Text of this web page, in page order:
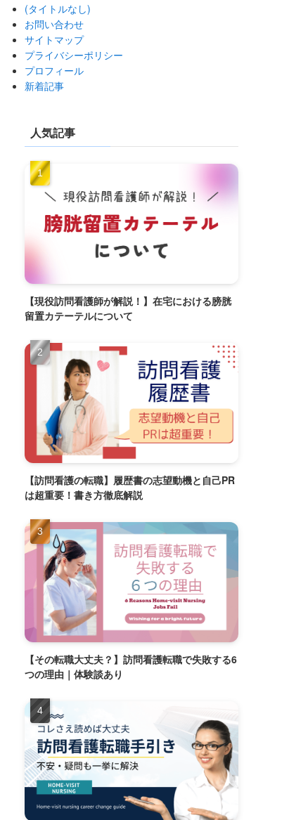
(タイトルなし)
お問い合わせ
サイトマップ
プライバシーポリシー
プロフィール
新着記事
人気記事
【現役訪問看護師が解説！】在宅における膀胱
留置カテーテルについて
【訪問看護の転職】履歴書の志望動機と自己PR
は超重要！書き方徹底解説
【その転職大丈夫？】訪問看護転職で失敗する6
つの理由｜体験談あり